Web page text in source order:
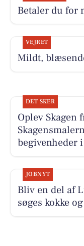
Betaler du for
VEJRET
Mildt,
DET SKER
Oplev Skagen
begivenheder i
JOBNYT
Bliv en del af
søges kokke